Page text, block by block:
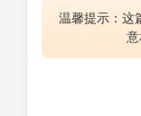
温馨提示：这